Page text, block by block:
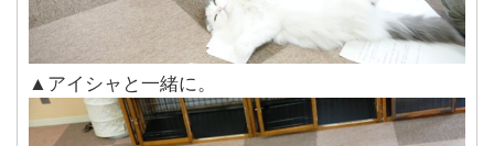
▲アイシャと一緒に。